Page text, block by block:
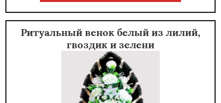
Ритуальный венок белый из лилий,
гвоздик и зелени